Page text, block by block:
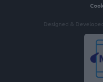
Designed &